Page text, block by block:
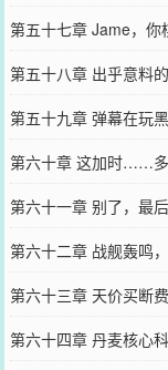
第五十七章 Jame，你
第五十八章 出乎意料
第五十九章 弹幕在玩黑
第六十章 这加时……
第六十一章 别了，最
第六十二章 战舰轰鸣，
第六十三章 天价买断费
第六十四章 丹麦核心